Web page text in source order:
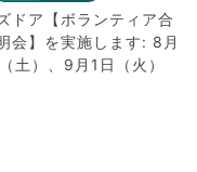
ドア【ボランティア合
会】を実施します: 8月
土）、9月1日（火）